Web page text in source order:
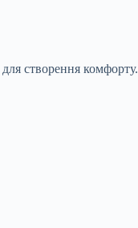
створення комфорту.